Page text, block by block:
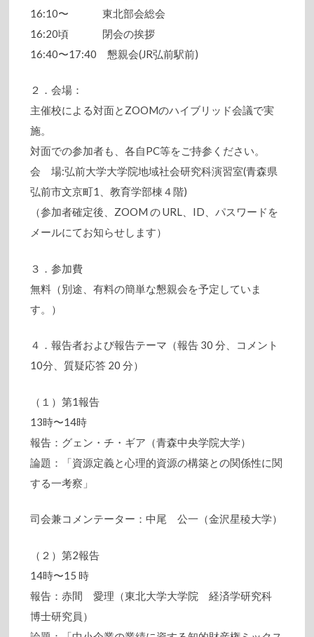
16:10〜 東北部会総会
16:20頃 閉会の挨拶
16:40〜17:40 懇親会(JR弘前駅前)
２．会場：
主催校による対面とZOOMのハイブリッド会議で実
施。
対面での参加者も、各自PC等をご持参ください。
会 場:弘前大学大学院地域社会研究科演習室(青森県
弘前市文京町1、教育学部棟４階)
（参加者確定後、ZOOM の URL、ID、パスワードを
メールにてお知らせします）
３．参加費
無料（別途、有料の簡単な懇親会を予定していま
す。）
４．報告者および報告テーマ（報告 30 分、コメント
10分、質疑応答 20 分）
（１）第1報告
13時〜14時
報告：グェン・チ・ギア（青森中央学院大学）
論題：「資源定義と心理的資源の構築との関係性に関
する一考察」
司会兼コメンテーター：中尾 公一（金沢星稜大学）
（２）第2報告
14時〜15 時
報告：赤間 愛理（東北大学大学院 経済学研究科
博士研究員）